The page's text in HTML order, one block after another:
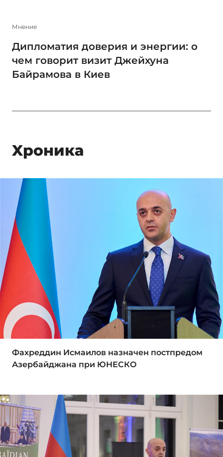
Мнение
Дипломатия доверия и энергии: о
чем говорит визит Джейхуна
Байрамова в Киев
Xроника
Фахреддин Исмаилов назначен постпредом
Азербайджана при ЮНЕСКО